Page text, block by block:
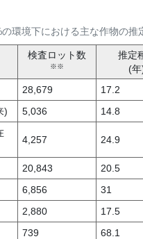
環境下における主な作物の推
検査ロット数
※※
推定
(年
28,679
17.2
)
5,036
14.8
4,257 24.9
20,843
20.5
6,856
31
2,880
17.5
739
68.1